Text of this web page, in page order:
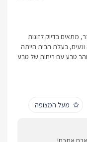
מתאים בדיוק לזוגות
בעלת הבית הייתה
טבע עם ריחות של טבע
מעל המצופה